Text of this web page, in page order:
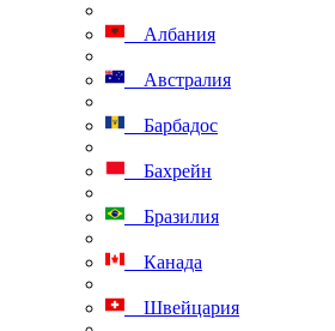
Албания
Австралия
Барбадос
Бахрейн
Бразилия
Канада
Швейцария